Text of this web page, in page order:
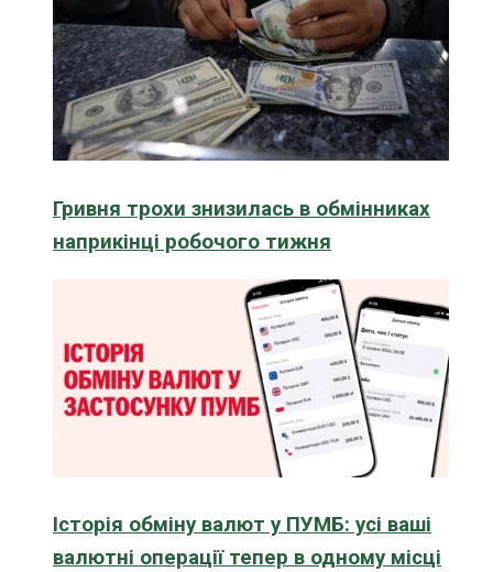
Гривня трохи знизилась в обмінниках
наприкінці робочого тижня
Історія обміну валют у ПУМБ: усі ваші
валютні операції тепер в одному місці